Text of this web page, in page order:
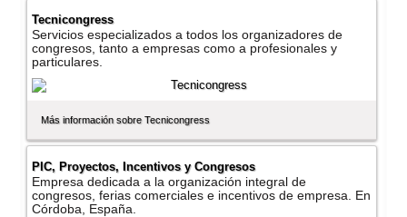
Tecnicongress
Servicios especializados a todos los organizadores de
congresos, tanto a empresas como a profesionales y
particulares.
Más información sobre Tecnicongress
PIC, Proyectos, Incentivos y Congresos
Empresa dedicada a la organización integral de
congresos, ferias comerciales e incentivos de empresa. En
Córdoba, España.